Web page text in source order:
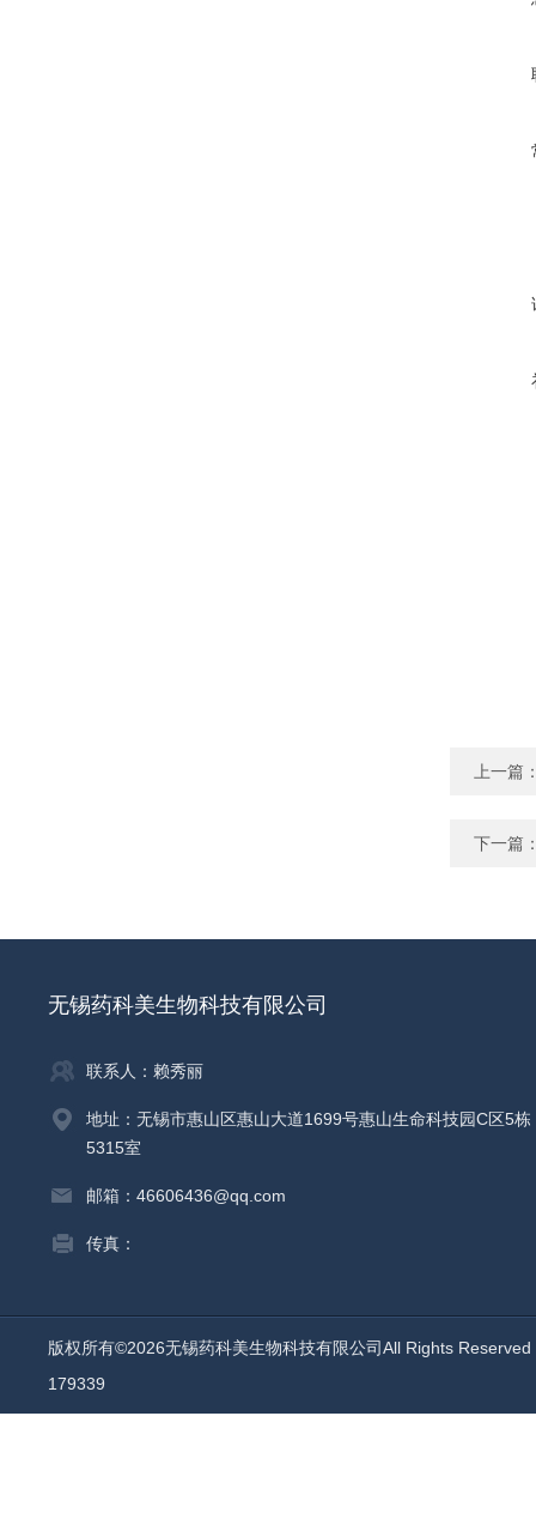
上一篇
下一篇
无锡药科美生物科技有限公司
联系人：赖秀丽
地址：无锡市惠山区惠山大道1699号惠山生命科技园C区5栋
5315室
邮箱：46606436@qq.com
传真：
版权所有©2026无锡药科美生物科技有限公司All Rights
179339